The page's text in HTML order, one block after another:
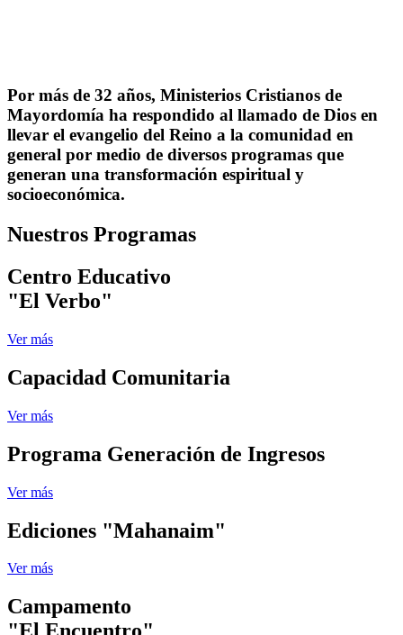
Por más de 32 años, Ministerios Cristianos de
Mayordomía ha respondido al llamado de Dios en
llevar el evangelio del Reino a la comunidad en
general por medio de diversos programas que
generan una transformación espiritual y
socioeconómica.
Nuestros Programas
Centro Educativo
"El Verbo"
Ver más
Capacidad Comunitaria
Ver más
Programa Generación de Ingresos
Ver más
Ediciones "Mahanaim"
Ver más
Campamento